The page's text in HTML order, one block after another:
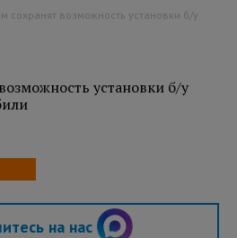
установки б/у
на нас